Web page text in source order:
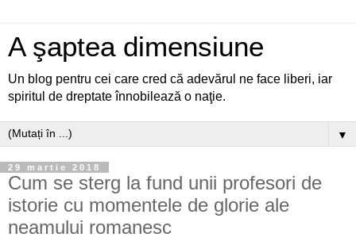
A şaptea dimensiune
Un blog pentru cei care cred că adevărul ne face liberi, iar
spiritul de dreptate înnobilează o naţie.
▼
29 martie 2018
Cum se sterg la fund unii profesori de
istorie cu momentele de glorie ale
neamului romanesc